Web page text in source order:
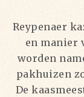
Reypenaer
en manier
worden
pakhuizen
De